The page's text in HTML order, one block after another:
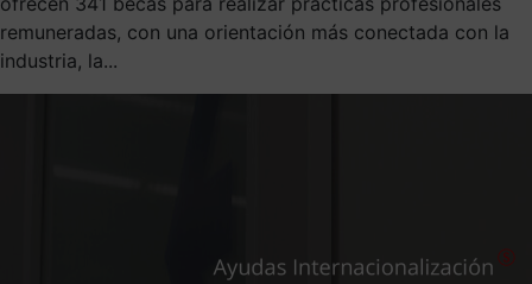
remuneradas, con una orientación más conectada con la
industria, la...